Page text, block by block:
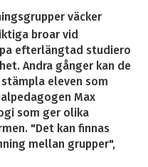
väcker
broar vid
efterlängtad studiero
Andra gånger kan de
eleven som
Max
som ger olika
"Det kan finnas
mellan grupper",